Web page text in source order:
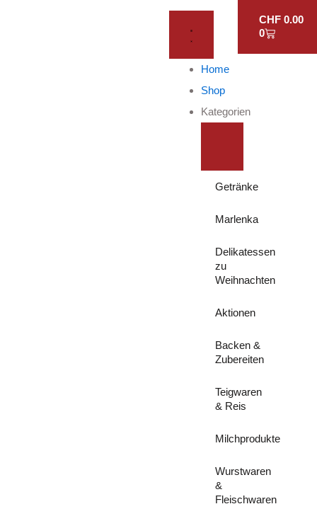
Home
Shop
Kategorien
SCHLIESSE K
ATEGORIEN
KATEGORIEN
Getränke
Marlenka
Delikatessen
zu
Weihnachten
Aktionen
Backen &
Zubereiten
Teigwaren
& Reis
Milchprodukte
Wurstwaren
&
Fleischwaren
CHF 0.00
0